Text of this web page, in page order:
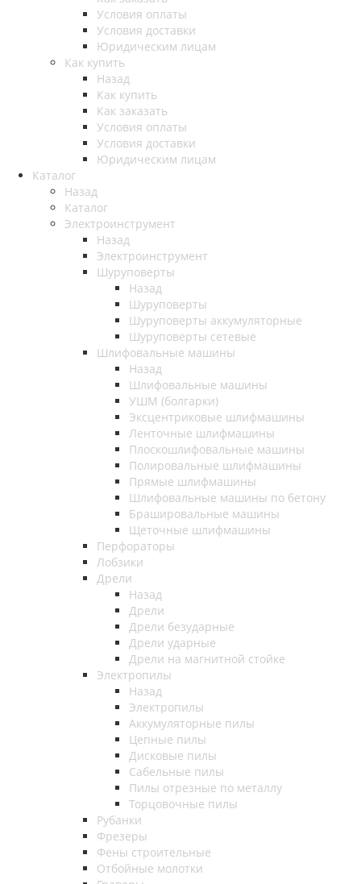
Условия оплаты
Условия доставки
Юридическим лицам
Как купить
Назад
Как купить
Как заказать
Условия оплаты
Условия доставки
Юридическим лицам
Каталог
Назад
Каталог
Электроинструмент
Назад
Электроинструмент
Шуруповерты
Назад
Шуруповерты
Шуруповерты аккумуляторные
Шуруповерты сетевые
Шлифовальные машины
Назад
Шлифовальные машины
УШМ (болгарки)
Эксцентриковые шлифмашины
Ленточные шлифмашины
Плоскошлифовальные машины
Полировальные шлифмашины
Прямые шлифмашины
Шлифовальные машины по бетону
Брашировальные машины
Щеточные шлифмашины
Перфораторы
Лобзики
Дрели
Назад
Дрели
Дрели безударные
Дрели ударные
Дрели на магнитной стойке
Электропилы
Назад
Электропилы
Аккумуляторные пилы
Цепные пилы
Дисковые пилы
Сабельные пилы
Пилы отрезные по металлу
Торцовочные пилы
Рубанки
Фрезеры
Фены строительные
Отбойные молотки